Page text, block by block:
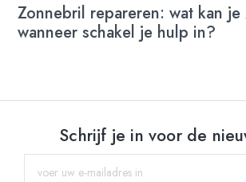
Zonnebril repareren: wat kan
wanneer schakel je hulp in?
Schrijf je in voor de